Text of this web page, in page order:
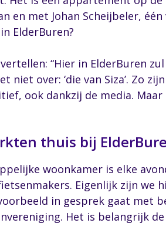
en met Johan Scheijbeler,
ElderBuren?
“Hier in ElderBuren
niet over: ‘die van Siza’. Zo
ook dankzij de media.
thuis bij
woonkamer is elke
Eigenlijk zijn we
in gesprek gaat met
Het is belangrijk